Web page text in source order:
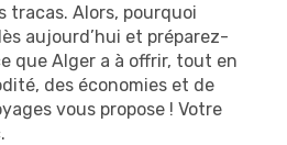
tracas. Alors, pourquoi
aujourd’hui et préparez-
que Alger a à offrir, tout en
des économies et de
vous propose ! Votre